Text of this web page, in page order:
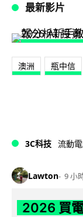
最新影片
澳洲 瓶中信
3C科技 流動
Lawton 9 小
2026 買